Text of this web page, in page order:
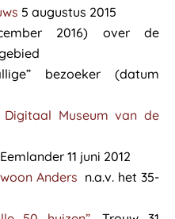
5 augustus 2015
2016) over de
bezoeker (datum
Digitaal Museum van de
11 juni 2012
Anders n.a.v. het 35-